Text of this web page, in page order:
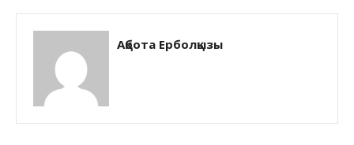
Ақбота Ерболқызы